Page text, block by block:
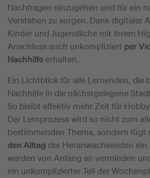
Nachfragen einzugehen und für ein
Verstehen zu sorgen. Dank digitaler
Kinder und Jugendliche mit ihrem
Anschluss auch unkompliziert per
Nachhilfe erhalten.
Ein Lichtblick für alle Lernenden, die
Nachhilfe in die nächstgelegene
So bleibt effektiv mehr Zeit für
Der Lernprozess wird so nicht zum
bestimmenden Thema, sondern fügt
den Alltag der Heranwachsenden
werden von Anfang an vermieden
ein unkomplizierter Teil der